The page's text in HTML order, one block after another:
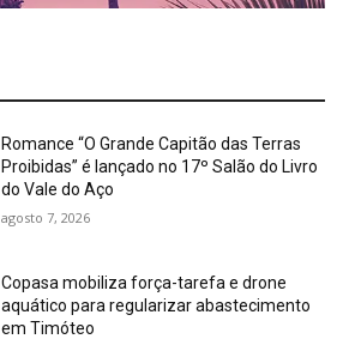
Romance “O Grande Capitão das Terras
Proibidas” é lançado no 17º Salão do Livro
do Vale do Aço
agosto 7, 2026
Copasa mobiliza força-tarefa e drone
aquático para regularizar abastecimento
em Timóteo